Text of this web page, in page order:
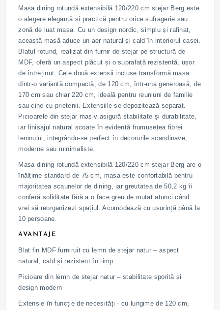
Masa dining rotundă extensibilă 120/220 cm stejar Berg este
o alegere elegantă și practică pentru orice sufragerie sau
zonă de luat masa. Cu un design nordic, simplu și rafinat,
această masă aduce un aer natural și cald în interiorul casei.
Blatul rotund, realizat din furnir de stejar pe structură de
MDF, oferă un aspect plăcut și o suprafață rezistentă, ușor
de întreținut. Cele două extensii incluse transformă masa
dintr-o variantă compactă, de 120 cm, într-una generoasă, de
170 cm sau chiar 220 cm, ideală pentru reuniuni de familie
sau cine cu prietenii. Extensiile se depozitează separat.
Picioarele din stejar masiv asigură stabilitate și durabilitate,
iar finisajul natural scoate în evidență frumusețea fibrei
lemnului, integrându-se perfect în decorurile scandinave,
moderne sau minimaliste.
Masa dining rotundă extensibilă 120/220 cm stejar Berg are o
înălțime standard de 75 cm, masa este confortabilă pentru
majoritatea scaunelor de dining, iar greutatea de 50,2 kg îi
conferă soliditate fără a o face greu de mutat atunci când
vrei să reorganizezi spațiul. Acomodează cu usurință până la
10 persoane.
AVANTAJE
Blat fin MDF furniruit cu lemn de stejar natur – aspect
natural, cald și rezistent în timp
Picioare din lemn de stejar natur – stabilitate sporită și
design modern
Extensie în funcție de necesități - cu lungime de 120 cm,